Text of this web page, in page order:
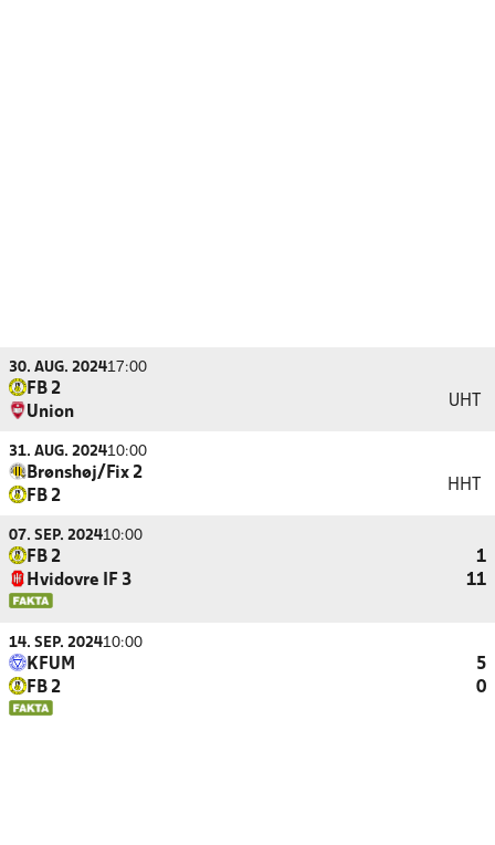
30. AUG. 202417:00
FB 2
Union
UHT
31. AUG. 202410:00
Brønshøj/Fix 2
FB 2
HHT
07. SEP. 202410:00
FB 2
1
Hvidovre IF 3
11
14. SEP. 202410:00
KFUM
5
FB 2
0